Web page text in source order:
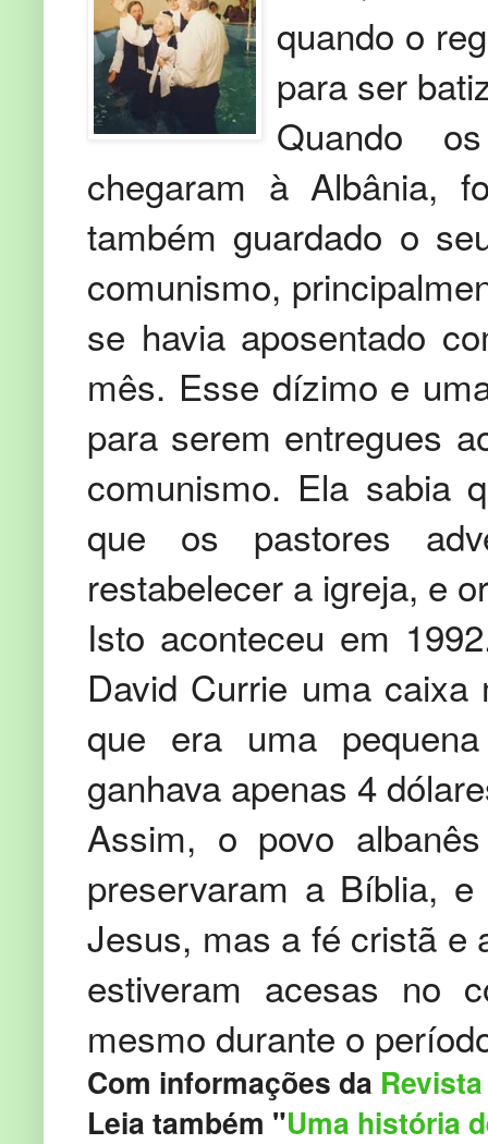
quando o
para ser
Quando
chegaram à Albânia,
também guardado o
comunismo,
se havia aposentado
mês. Esse dízimo e
para serem entregues
comunismo. Ela sabia
que os pastores
restabelecer a igreja, e
Isto aconteceu em
David Currie uma
que era uma
ganhava apenas 4
Assim, o povo
preservaram a Bíblia,
Jesus, mas a fé cristã e
estiveram acesas no
mesmo durante o
Com informações da
Leia também "Uma história